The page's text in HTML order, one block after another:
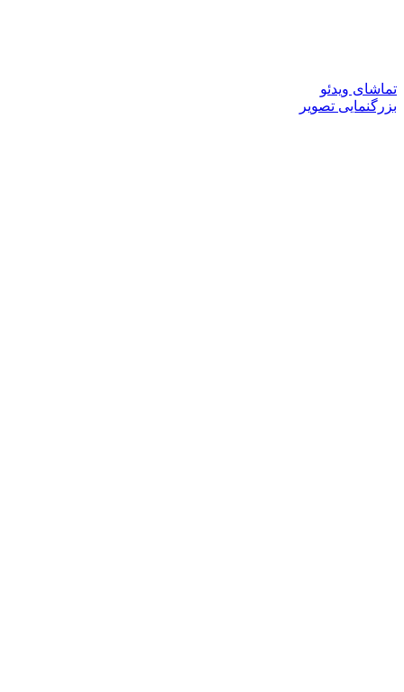
تماشای ویدئو
بزرگنمایی تصویر